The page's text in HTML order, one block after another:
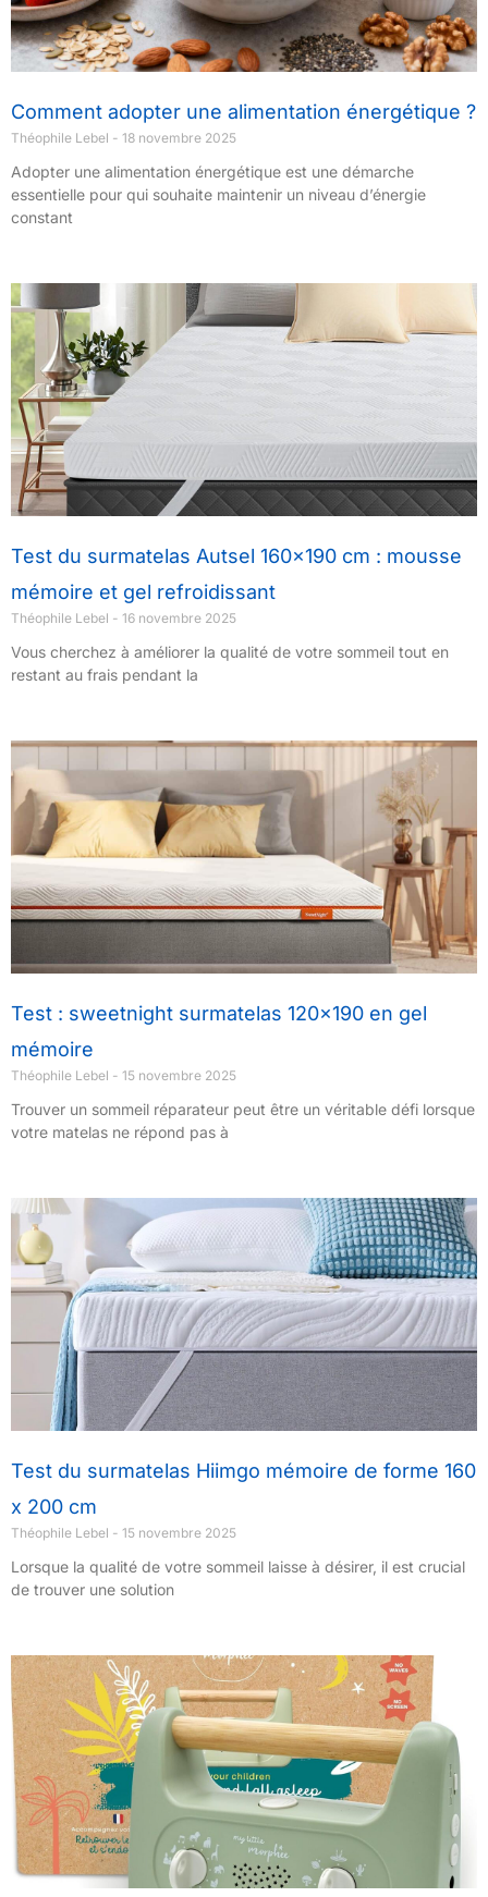
Comment adopter une alimentation énergétique ?
Théophile Lebel 18 novembre 2025
Adopter une alimentation énergétique est une démarche
essentielle pour qui souhaite maintenir un niveau d’énergie
constant
Test du surmatelas Autsel 160×190 cm : mousse
mémoire et gel refroidissant
Théophile Lebel 16 novembre 2025
Vous cherchez à améliorer la qualité de votre sommeil tout en
restant au frais pendant la
Test : sweetnight surmatelas 120×190 en gel
mémoire
Théophile Lebel 15 novembre 2025
Trouver un sommeil réparateur peut être un véritable défi lorsque
votre matelas ne répond pas à
Test du surmatelas Hiimgo mémoire de forme 160
x 200 cm
Théophile Lebel 15 novembre 2025
Lorsque la qualité de votre sommeil laisse à désirer, il est crucial
de trouver une solution